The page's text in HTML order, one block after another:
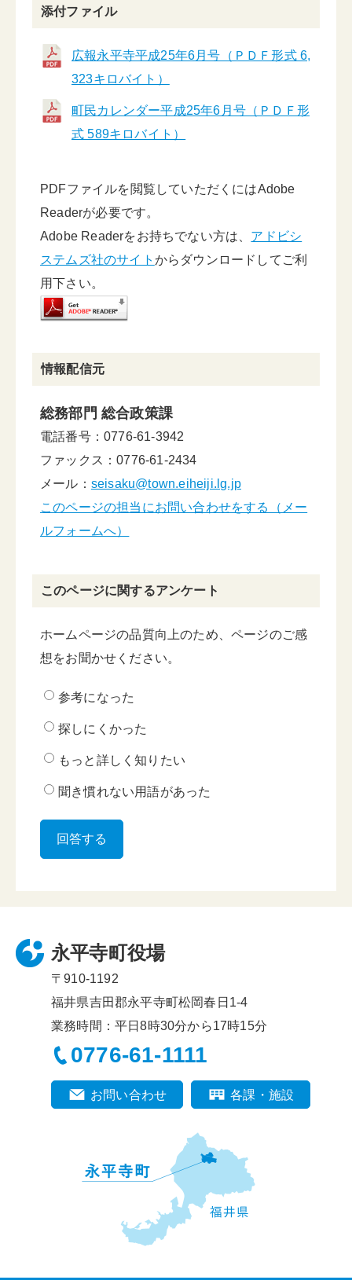
添付ファイル
広報永平寺平成25年6月号（ＰＤＦ形式 6,
323キロバイト）
町民カレンダー平成25年6月号（ＰＤＦ形
式 589キロバイト）
PDFファイルを閲覧していただくにはAdobe
Readerが必要です。
Adobe Readerをお持ちでない方は、 アドビシ
ステムズ社のサイト からダウンロードしてご利
用下さい。
情報配信元
総務部門 総合政策課
電話番号：0776-61-3942
ファックス：0776-61-2434
メール： seisaku@town.eiheiji.lg.jp
このページの担当にお問い合わせをする（メー
ルフォームへ）
このページに関するアンケート
ホームページの品質向上のため、ページのご感
想をお聞かせください。
参考になった
探しにくかった
もっと詳しく知りたい
聞き慣れない用語があった
永平寺町役場
〒910-1192
福井県吉田郡永平寺町松岡春日1-4
業務時間：平日8時30分から17時15分
0776-61-1111
お問い合わせ 各課・施設